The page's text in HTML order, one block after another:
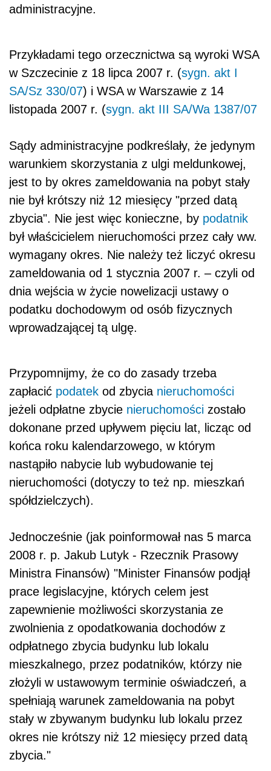
administracyjne.
Przykładami tego orzecznictwa są wyroki WSA
w Szczecinie z 18 lipca 2007 r. (sygn. akt I
SA/Sz 330/07) i WSA w Warszawie z 14
listopada 2007 r. (sygn. akt III SA/Wa 1387/07
Sądy administracyjne podkreślały, że jedynym
warunkiem skorzystania z ulgi meldunkowej,
jest to by okres zameldowania na pobyt stały
nie był krótszy niż 12 miesięcy "przed datą
zbycia". Nie jest więc konieczne, by podatnik
był właścicielem nieruchomości przez cały ww.
wymagany okres. Nie należy też liczyć okresu
zameldowania od 1 stycznia 2007 r. – czyli od
dnia wejścia w życie nowelizacji ustawy o
podatku dochodowym od osób fizycznych
wprowadzającej tą ulgę.
Przypomnijmy, że co do zasady trzeba
zapłacić podatek od zbycia nieruchomości
jeżeli odpłatne zbycie nieruchomości zostało
dokonane przed upływem pięciu lat, licząc od
końca roku kalendarzowego, w którym
nastąpiło nabycie lub wybudowanie tej
nieruchomości (dotyczy to też np. mieszkań
spółdzielczych).
Jednocześnie (jak poinformował nas 5 marca
2008 r. p. Jakub Lutyk - Rzecznik Prasowy
Ministra Finansów) "Minister Finansów podjął
prace legislacyjne, których celem jest
zapewnienie możliwości skorzystania ze
zwolnienia z opodatkowania dochodów z
odpłatnego zbycia budynku lub lokalu
mieszkalnego, przez podatników, którzy nie
złożyli w ustawowym terminie oświadczeń, a
spełniają warunek zameldowania na pobyt
stały w zbywanym budynku lub lokalu przez
okres nie krótszy niż 12 miesięcy przed datą
zbycia."